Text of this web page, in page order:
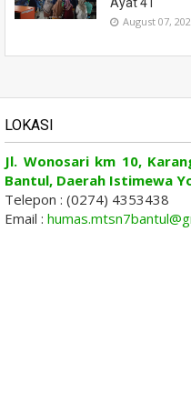
August 07,
LOKASI
Jl. Wonosari km 10,
Bantul, Daerah Istimewa
Telepon : (0274) 4353438
Email :